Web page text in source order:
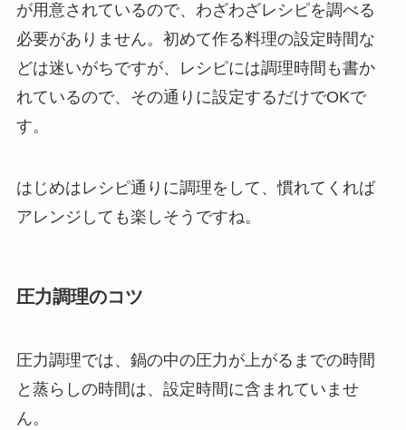
が用意されているので、わざわざレシピを調べる
必要がありません。 初めて作る料理の設定時間な
どは迷いがちですが、レシピには調理時間も書か
れているので、その通りに設定するだけでOKで
す。
はじめはレシピ通りに調理をして、慣れてくれば
アレンジしても楽しそうですね。
圧力調理のコツ
圧力調理では、鍋の中の圧力が上がるまでの時間
と蒸らしの時間は、設定時間に含まれていませ
ん。